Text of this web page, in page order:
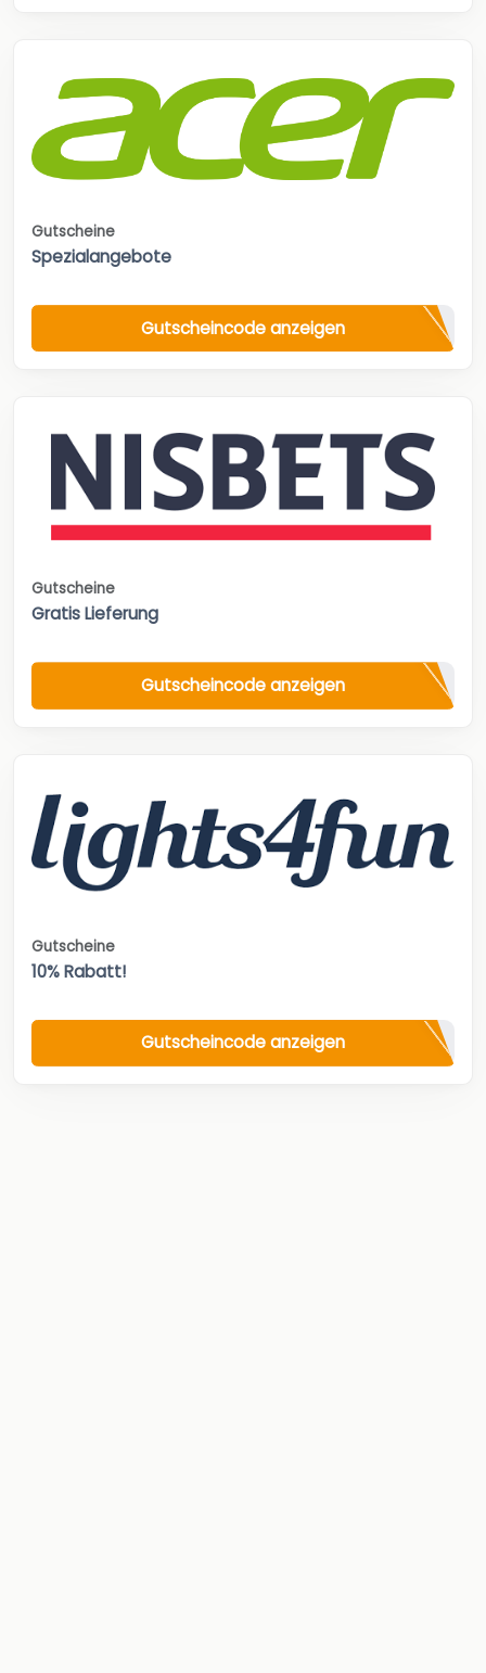
Gutscheine
Spezialangebote
Gutscheincode anzeigen
Gutscheine
Gratis Lieferung
Gutscheincode anzeigen
Gutscheine
10% Rabatt!
Gutscheincode anzeigen